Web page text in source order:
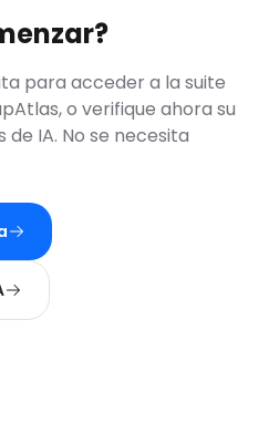
para acceder a la suite
o verifique ahora su
de IA. No se necesita